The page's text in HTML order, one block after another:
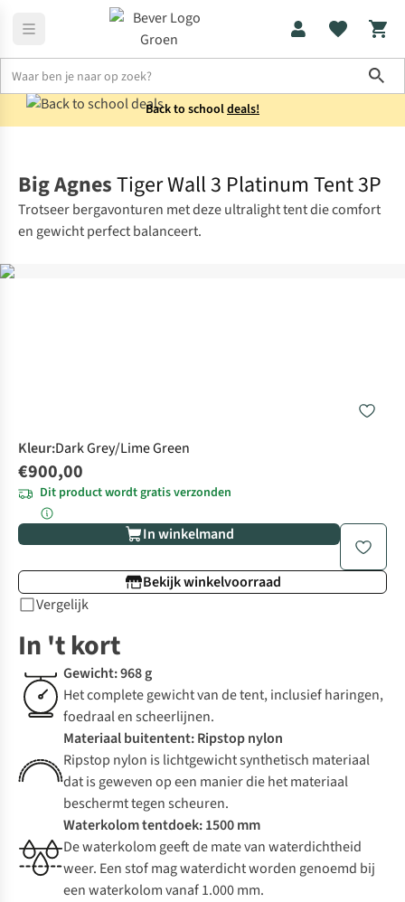
Back to schooldeals!
Big AgnesTiger Wall 3 Platinum Tent 3P
Trotseer bergavonturen met deze ultralight tent die comfort
en gewicht perfect balanceert.
Kleur:Dark Grey/Lime Green
€900,00
Dit product wordt gratis verzonden
In winkelmand
Bekijk winkelvoorraad
Vergelijk
In 't kort
Gewicht: 968 g
Het complete gewicht van de tent, inclusief haringen,
foedraal en scheerlijnen.
Materiaal buitentent: Ripstop nylon
Ripstop nylon is lichtgewicht synthetisch materiaal
dat is geweven op een manier die het materiaal
beschermt tegen scheuren.
Waterkolom tentdoek: 1500 mm
De waterkolom geeft de mate van waterdichtheid
weer. Een stof mag waterdicht worden genoemd bij
een waterkolom vanaf 1.000 mm.